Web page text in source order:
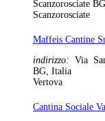
Scanzorosciate
Scanzorosciate
Maffeis Cantine
indirizzo: Via
BG, Italia
Vertova
Cantina Sociale